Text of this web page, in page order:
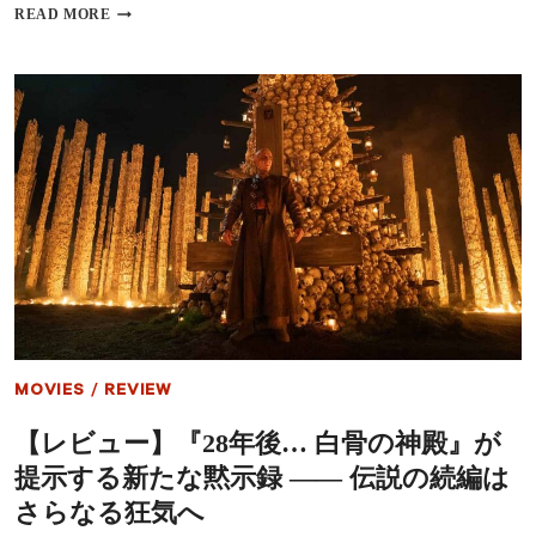
READ MORE 『花
が
日
に』
レ
ビ
ュ
ー
│
ベ
リ
国
映
画
祭
で
注
MOVIES / REVIEW
【レビュー】『28年後… 白骨の神殿』が
提示する新たな黙示録 ―― 伝説の続編は
さらなる狂気へ